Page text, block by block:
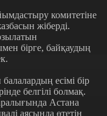
комитетіне
жіберді.
бірге, байқаудың
есімі бір
белгілі болмақ.
Астана
аясында өтетін